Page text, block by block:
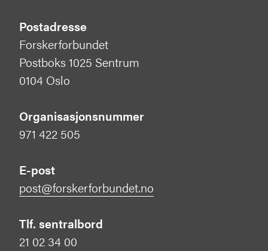
Postadresse
Forskerforbundet
Postboks 1025 Sentrum
0104 Oslo
Organisasjonsnummer
971 422 505
E-post
post@forskerforbundet.no
Tlf. sentralbord
21 02 34 00